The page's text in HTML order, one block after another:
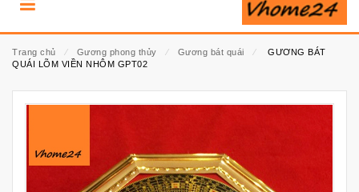
Trang chủ ⁄ Gương phong thủy ⁄ Gương bát quái ⁄
GƯƠNG BÁT
QUÁI LÕM VIỀN NHÔM GPT02